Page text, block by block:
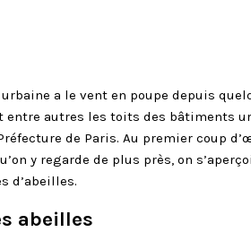
elles
bien
en
ville
a le vent en poupe depuis
autres les toits des bâtiments
de Paris. Au premier coup
y regarde de plus près, on
d’abeilles.
abeilles